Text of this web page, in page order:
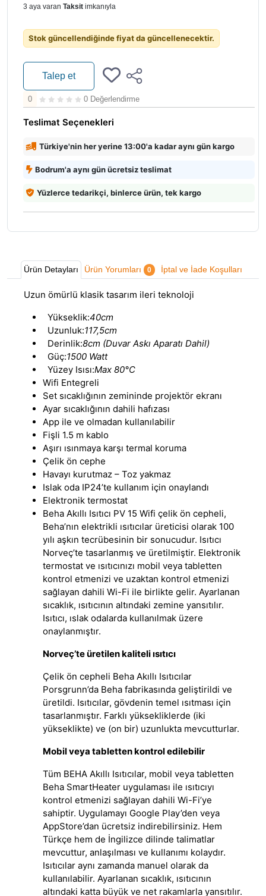
3 aya varan Taksit imkanıyla
Stok güncellendiğinde fiyat da güncellenecektir.
Talep et
0 0 Değerlendirme
Teslimat Seçenekleri
Türkiye'nin her yerine 13:00'a kadar aynı gün kargo
Bodrum'a aynı gün ücretsiz teslimat
Yüzlerce tedarikçi, binlerce ürün, tek kargo
Ürün Detayları Ürün Yorumları 0 İptal ve İade Koşulları
Uzun ömürlü klasik tasarım ileri teknoloji
Yükseklik:40cm
Uzunluk:117,5cm
Derinlik:8cm (Duvar Askı Aparatı Dahil)
Güç:1500 Watt
Yüzey Isısı:Max 80°C
Wifi Entegreli
Set sıcaklığının zemininde projektör ekranı
Ayar sıcaklığının dahili hafızası
App ile ve olmadan kullanılabilir
Fişli 1.5 m kablo
Aşırı ısınmaya karşı termal koruma
Çelik ön cephe
Havayı kurutmaz – Toz yakmaz
Islak oda IP24’te kullanım için onaylandı
Elektronik termostat
Beha Akıllı Isıtıcı PV 15 Wifi çelik ön cepheli,
Beha’nın elektrikli ısıtıcılar üreticisi olarak 100
yılı aşkın tecrübesinin bir sonucudur. Isıtıcı
Norveç’te tasarlanmış ve üretilmiştir. Elektronik
termostat ve ısıtıcınızı mobil veya tabletten
kontrol etmenizi ve uzaktan kontrol etmenizi
sağlayan dahili Wi-Fi ile birlikte gelir. Ayarlanan
sıcaklık, ısıtıcının altındaki zemine yansıtılır.
Isıtıcı, ıslak odalarda kullanılmak üzere
onaylanmıştır.
Norveç’te üretilen kaliteli ısıtıcı
Çelik ön cepheli Beha Akıllı Isıtıcılar
Porsgrunn’da Beha fabrikasında geliştirildi ve
üretildi. Isıtıcılar, gövdenin temel ısıtması için
tasarlanmıştır. Farklı yüksekliklerde (iki
yükseklikte) ve (on bir) uzunlukta mevcutturlar.
Mobil veya tabletten kontrol edilebilir
Tüm BEHA Akıllı Isıtıcılar, mobil veya tabletten
Beha SmartHeater uygulaması ile ısıtıcıyı
kontrol etmenizi sağlayan dahili Wi-Fi’ye
sahiptir. Uygulamayı Google Play’den veya
AppStore’dan ücretsiz indirebilirsiniz. Hem
Türkçe hem de İngilizce dilinde talimatlar
mevcuttur, anlaşılması ve kullanımı kolaydır.
Isıtıcılar aynı zamanda manuel olarak da
kullanılabilir. Ayarlanan sıcaklık, ısıtıcının
altındaki katta büyük ve net rakamlarla yansıtılır.